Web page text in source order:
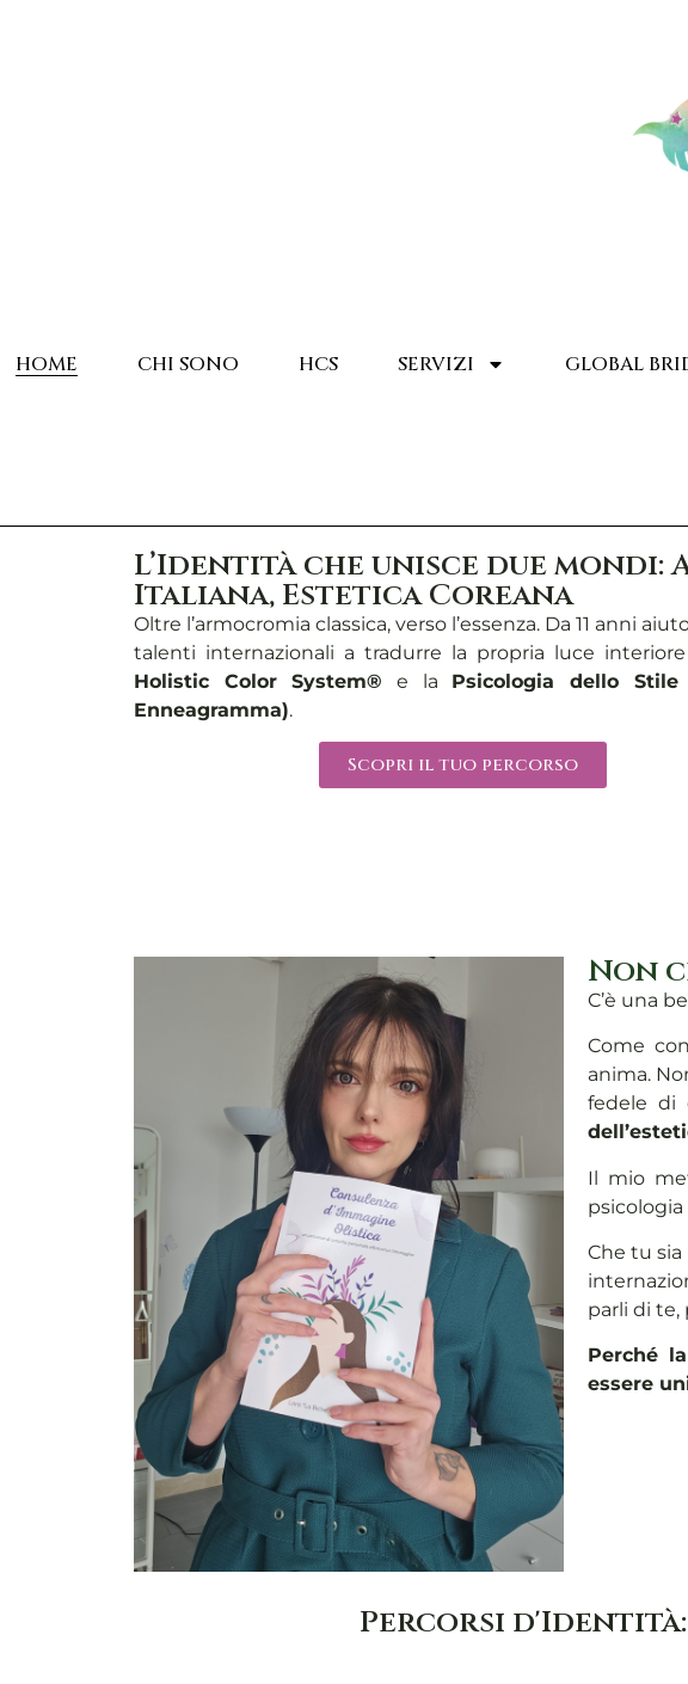
HOME CHI SONO HCS SERVIZI GLOBAL
L’Identità che unisce due mondi:
Italiana, Estetica Coreana
Oltre l’armocromia classica, verso l’essenza. Da 11 anni
talenti internazionali a tradurre la propria luce
Holistic Color System® e la Psicologia dello Stile
Enneagramma).
Scopri il tuo percorso
Non
C’è una
Come
anima.
fedele di
Il mio
Che tu
parli di te,
Perché
essere
Percorsi